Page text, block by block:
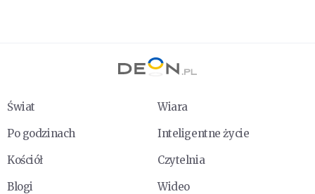
Świat
Wiara
Po godzinach
Inteligentne życie
Kościół
Czytelnia
Blogi
Wideo